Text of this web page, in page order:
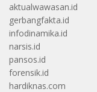
aktualwawasan.id
gerbangfakta.id
infodinamika.id
narsis.id
pansos.id
forensik.id
hardiknas.com